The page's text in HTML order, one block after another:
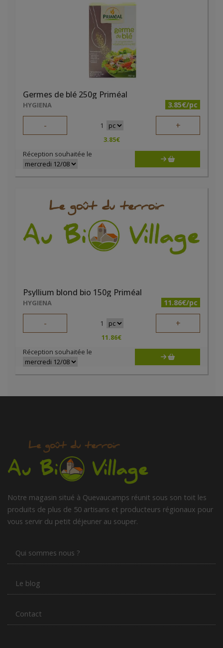
Germes de blé 250g Priméal
HYGIENA 3.85€/pc
- 1 +
3.85€
Réception souhaitée le
Psyllium blond bio 150g Priméal
HYGIENA 11.86€/pc
- 1 +
11.86€
Réception souhaitée le
Notre magasin situé à Quevaucamps réunit sous son toit les
produits de plus de 50 artisans et producteurs régionaux pour
vous servir du petit déjeuner au souper.
Qui sommes nous ?
Le blog
Contact